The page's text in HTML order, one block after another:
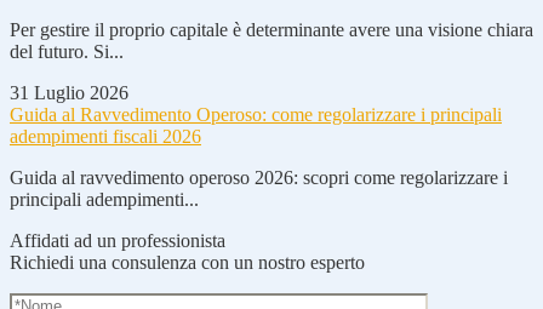
Per gestire il proprio capitale è determinante avere una visione chiara
del futuro. Si...
31 Luglio 2026
Guida al Ravvedimento Operoso: come regolarizzare i principali
adempimenti fiscali 2026
Guida al ravvedimento operoso 2026: scopri come regolarizzare i
principali adempimenti...
Affidati ad un professionista
Richiedi una consulenza con un nostro esperto